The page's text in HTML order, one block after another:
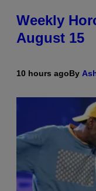
Weekly
August 15
10 hours agoBy